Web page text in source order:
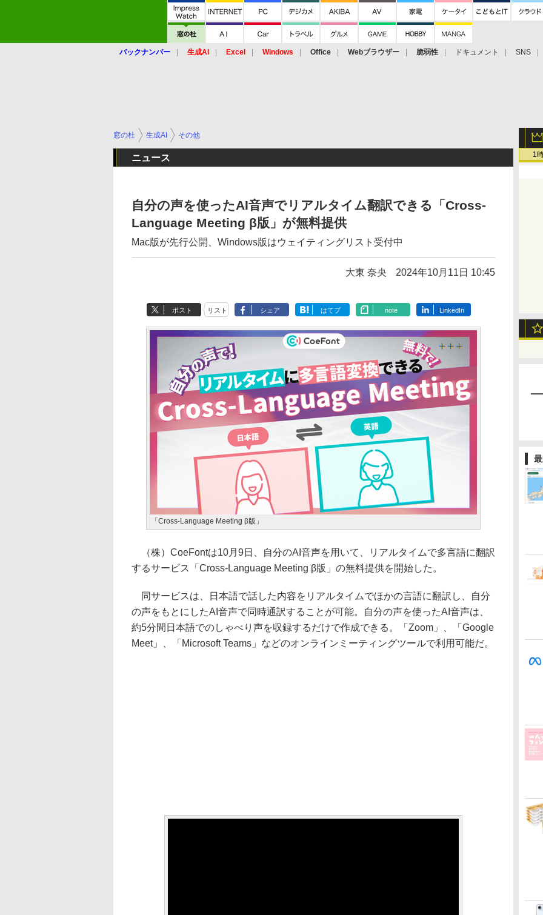
バックナンバー 生成AI Excel Windows Office Webブラウザー 脆弱性 ドキュメント SNS
1
窓の杜 生成AI その他
ニュース
自分の声を使ったAI音声でリアルタイム翻訳できる「Cross-
Language Meeting β版」が無料提供
Mac版が先行公開、Windows版はウェイティングリスト受付中
大東 奈央 2024年10月11日 10:45
ポスト リスト シェア はてブ note LinkedIn
「Cross-Language Meeting β版」
（株）CoeFontは10月9日、自分のAI音声を用いて、リアルタイムで多言語に翻訳
するサービス「Cross-Language Meeting β版」の無料提供を開始した。
同サービスは、日本語で話した内容をリアルタイムでほかの言語に翻訳し、自分
の声をもとにしたAI音声で同時通訳することが可能。自分の声を使ったAI音声は、
約5分間日本語でのしゃべり声を収録するだけで作成できる。「Zoom」、「Google
Meet」、「Microsoft Teams」などのオンラインミーティングツールで利用可能だ。